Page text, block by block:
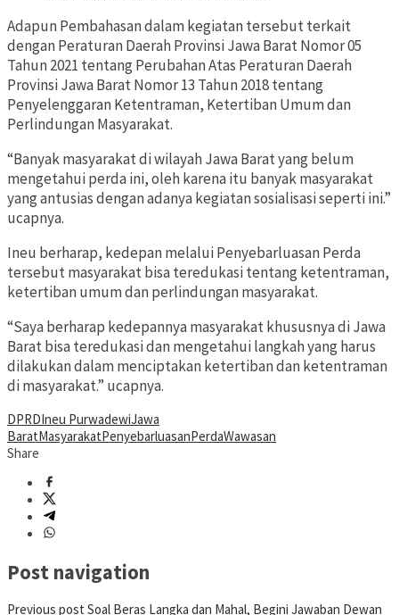
Adapun Pembahasan dalam kegiatan tersebut terkait
dengan Peraturan Daerah Provinsi Jawa Barat Nomor 05
Tahun 2021 tentang Perubahan Atas Peraturan Daerah
Provinsi Jawa Barat Nomor 13 Tahun 2018 tentang
Penyelenggaran Ketentraman, Ketertiban Umum dan
Perlindungan Masyarakat.
“Banyak masyarakat di wilayah Jawa Barat yang belum
mengetahui perda ini, oleh karena itu banyak masyarakat
yang antusias dengan adanya kegiatan sosialisasi seperti ini.”
ucapnya.
Ineu berharap, kedepan melalui Penyebarluasan Perda
tersebut masyarakat bisa teredukasi tentang ketentraman,
ketertiban umum dan perlindungan masyarakat.
“Saya berharap kedepannya masyarakat khususnya di Jawa
Barat bisa teredukasi dan mengetahui langkah yang harus
dilakukan dalam menciptakan ketertiban dan ketentraman
di masyarakat.” ucapnya.
DPRDIneu PurwadewiJawa
BaratMasyarakatPenyebarluasanPerdaWawasan
Share
Post navigation
Previous post Soal Beras Langka dan Mahal, Begini Jawaban Dewan